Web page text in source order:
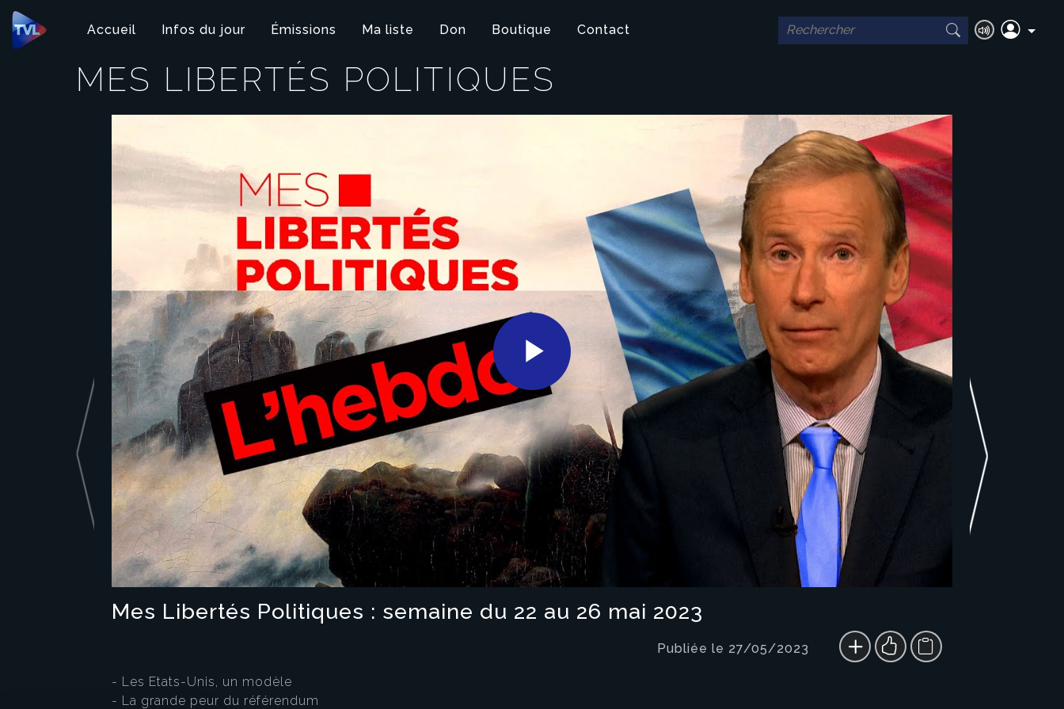
Panneau de gestion des cookies
Accueil
Infos du jour Émissions Ma liste Don Boutique Contact
MES LIBERTÉS POLITIQUES
Play
Video
Mes Libertés Politiques : semaine du 22 au 26 mai 2023
Publiée le 27/05/2023
- Les Etats-Unis, un modèle
- La grande peur du référendum